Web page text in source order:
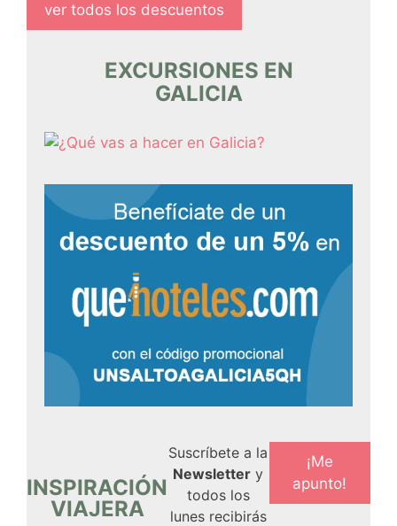
ver todos los descuentos
EXCURSIONES EN
GALICIA
INSPIRACIÓN
VIAJERA
Suscríbete a la
Newsletter y
todos los
lunes recibirás
¡Me
apunto!